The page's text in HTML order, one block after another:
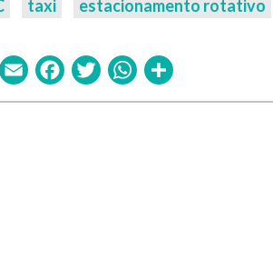
taxi estacionamento rotativo
PrintEmailFacebook
TwitterWhatsApp